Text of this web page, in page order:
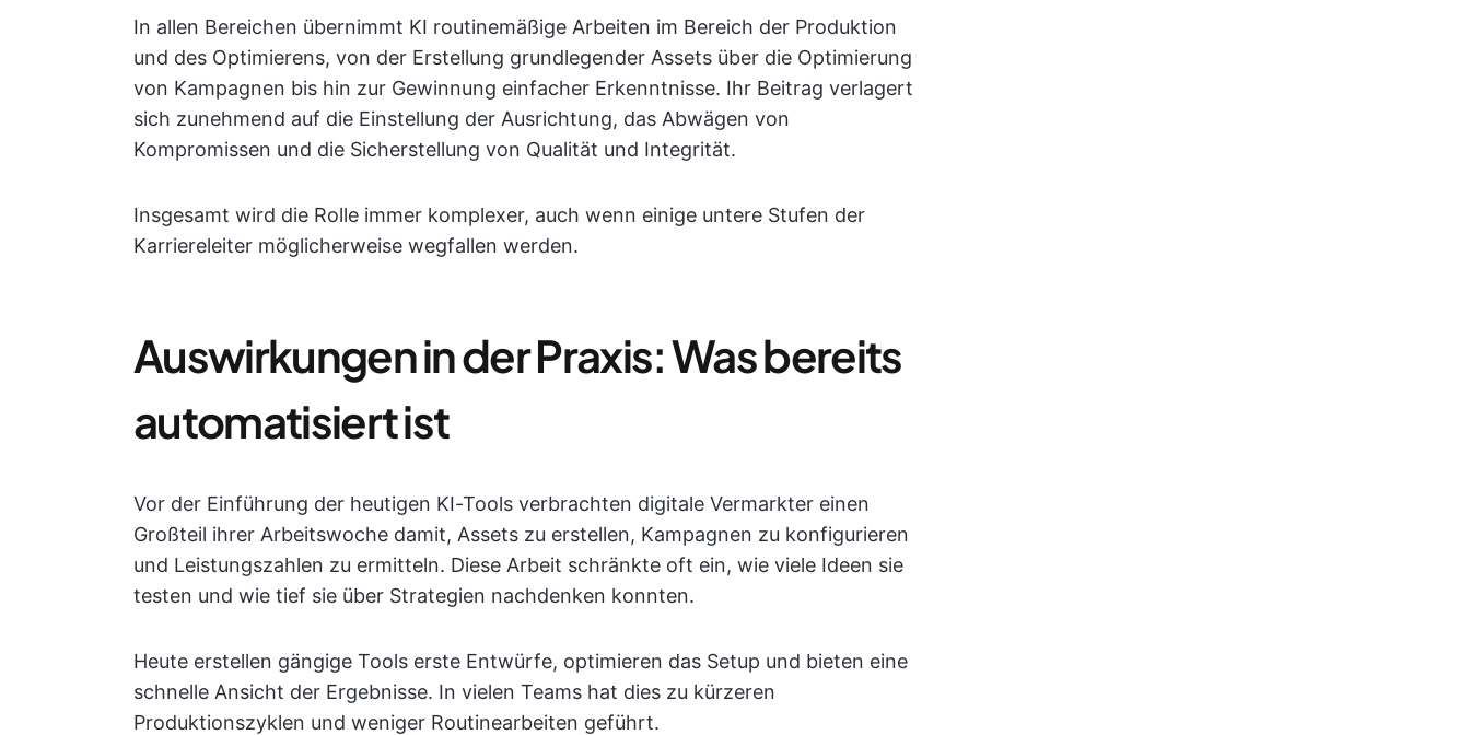
In allen Bereichen übernimmt KI routinemäßige Arbeiten im Bereich der Produktion
und des Optimierens, von der Erstellung grundlegender Assets über die Optimierung
von Kampagnen bis hin zur Gewinnung einfacher Erkenntnisse. Ihr Beitrag verlagert
sich zunehmend auf die Einstellung der Ausrichtung, das Abwägen von
Kompromissen und die Sicherstellung von Qualität und Integrität.
Insgesamt wird die Rolle immer komplexer, auch wenn einige untere Stufen der
Karriereleiter möglicherweise wegfallen werden.
Auswirkungen in der Praxis: Was bereits
automatisiert ist
Vor der Einführung der heutigen KI-Tools verbrachten digitale Vermarkter einen
Großteil ihrer Arbeitswoche damit, Assets zu erstellen, Kampagnen zu konfigurieren
und Leistungszahlen zu ermitteln. Diese Arbeit schränkte oft ein, wie viele Ideen sie
testen und wie tief sie über Strategien nachdenken konnten.
Heute erstellen gängige Tools erste Entwürfe, optimieren das Setup und bieten eine
schnelle Ansicht der Ergebnisse. In vielen Teams hat dies zu kürzeren
Produktionszyklen und weniger Routinearbeiten geführt.